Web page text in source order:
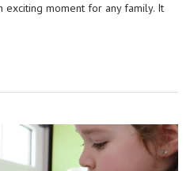
exciting moment for any family. It